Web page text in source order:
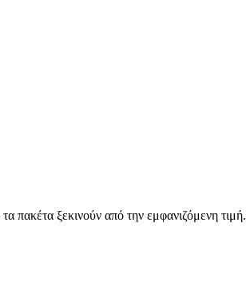
πακέτα ξεκινούν από την εμφανιζόμενη τιμή.